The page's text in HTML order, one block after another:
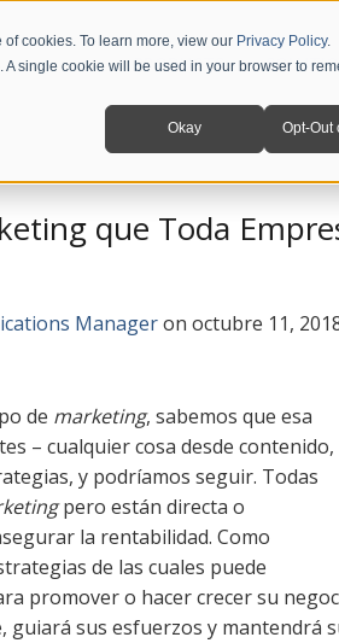
cookies. To learn more, view our Privacy Policy.
single cookie will be used in your browser to
Okay Opt-Out
PRODUCTS
que Toda
Manageron octubre 11,
de marketing, sabemos que esa
– cualquier cosa desde contenido,
y podríamos seguir. Todas
pero están directa o
la rentabilidad. Como
de las cuales puede
promover o hacer crecer su
guiará sus esfuerzos y mantendrá